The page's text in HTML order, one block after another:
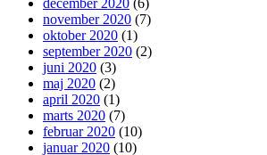
november 2020 (7)
oktober 2020 (1)
september 2020 (2)
juni 2020 (3)
maj 2020 (2)
april 2020 (1)
marts 2020 (7)
februar 2020 (10)
januar 2020 (10)